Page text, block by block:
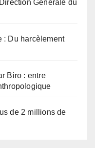
Générale du
: Du harcèlement
Biro : entre
de 2 millions de